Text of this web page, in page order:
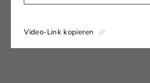
Video-Link kopieren